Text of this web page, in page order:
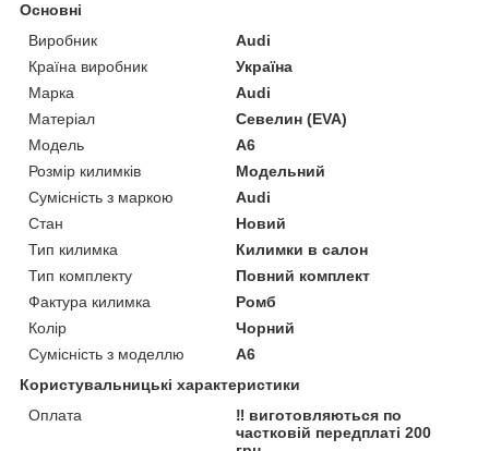
Основні
Виробник
Audi
Країна виробник
Україна
Марка
Audi
Матеріал
Севелин (EVA)
Модель
A6
Розмір килимків
Модельний
Сумісність з маркою
Audi
Стан
Новий
Тип килимка
Килимки в салон
Тип комплекту
Повний комплект
Фактура килимка
Ромб
Колір
Чорний
Сумісність з моделлю
A6
Користувальницькі характеристики
Оплата
‼️ виготовляються по
частковій передплаті 200